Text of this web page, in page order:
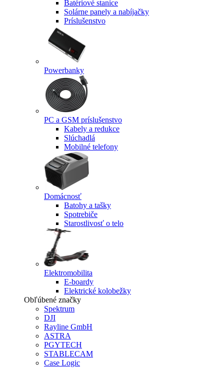
Batériové stanice
Solárne panely a nabíjačky
Príslušenstvo
Powerbanky
PC a GSM príslušenstvo
Kabely a redukce
Slúchadlá
Mobilné telefony
Domácnosť
Batohy a tašky
Spotrebiče
Starostlivosť o telo
Elektromobilita
E-boardy
Elektrické kolobežky
Obľúbené značky
Spektrum
DJI
Rayline GmbH
ASTRA
PGYTECH
STABLECAM
Case Logic